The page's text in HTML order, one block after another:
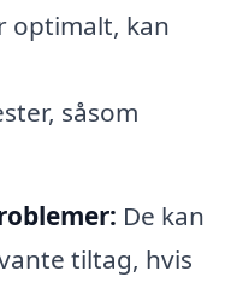
optimalt, kan
såsom
De kan
tiltag, hvis